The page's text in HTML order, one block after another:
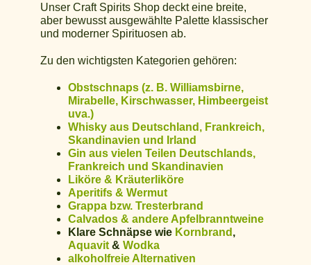
Unser Craft Spirits Shop deckt eine breite,
aber bewusst ausgewählte Palette klassischer
und moderner Spirituosen ab.
Zu den wichtigsten Kategorien gehören:
Obstschnaps (z. B. Williamsbirne,
Mirabelle, Kirschwasser, Himbeergeist
uva.)
Whisky aus Deutschland, Frankreich,
Skandinavien und Irland
Gin aus vielen Teilen Deutschlands,
Frankreich und Skandinavien
Liköre & Kräuterliköre
Aperitifs & Wermut
Grappa bzw. Tresterbrand
Calvados & andere Apfelbranntweine
Klare Schnäpse wie Kornbrand ,
Aquavit& Wodka
alkoholfreie Alternativen